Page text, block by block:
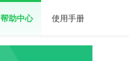
帮助中心 使用手册